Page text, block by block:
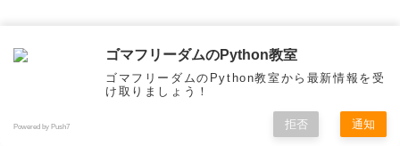
🌟大好評初心者向け書籍🌟
トップ サイドバー
ゴマフリーダムのPython教室
ゴマフリーダムのPython教室から最新情報を受
け取りましょう！
Powered by Push7 拒否 通知